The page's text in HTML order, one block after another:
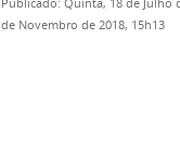
Publicado: Quinta, 18 de Julho
de Novembro de 2018, 15h13